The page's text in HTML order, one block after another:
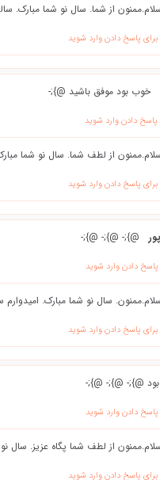
از شما. سال نو شما مبارک.
برای پاسخ دادن وارد شوید
خوب بود موفق باشید @};-
پاسخ دادن وارد شوید
از لطف شما. سال نو شما
برای پاسخ دادن وارد شوید
@};- @};- @};-
پاسخ دادن وارد شوید
سال نو شما مبارک.
برای پاسخ دادن وارد شوید
@};- @};- @};-
پاسخ دادن وارد شوید
از لطف شما پگاه عزیز. سال
برای پاسخ دادن وارد شوید